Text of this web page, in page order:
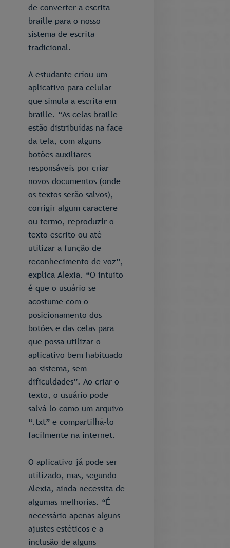
de converter a escrita
braille para o nosso
sistema de escrita
tradicional.
A estudante criou um
aplicativo para celular
que simula a escrita em
braille. “As celas braille
estão distribuídas na face
da tela, com alguns
botões auxiliares
responsáveis por criar
novos documentos (onde
os textos serão salvos),
corrigir algum caractere
ou termo, reproduzir o
texto escrito ou até
utilizar a função de
reconhecimento de voz”,
explica Alexia. “O intuito
é que o usuário se
acostume com o
posicionamento dos
botões e das celas para
que possa utilizar o
aplicativo bem habituado
ao sistema, sem
dificuldades”. Ao criar o
texto, o usuário pode
salvá-lo como um arquivo
“.txt” e compartilhá-lo
facilmente na internet.
O aplicativo já pode ser
utilizado, mas, segundo
Alexia, ainda necessita de
algumas melhorias. “É
necessário apenas alguns
ajustes estéticos e a
inclusão de alguns